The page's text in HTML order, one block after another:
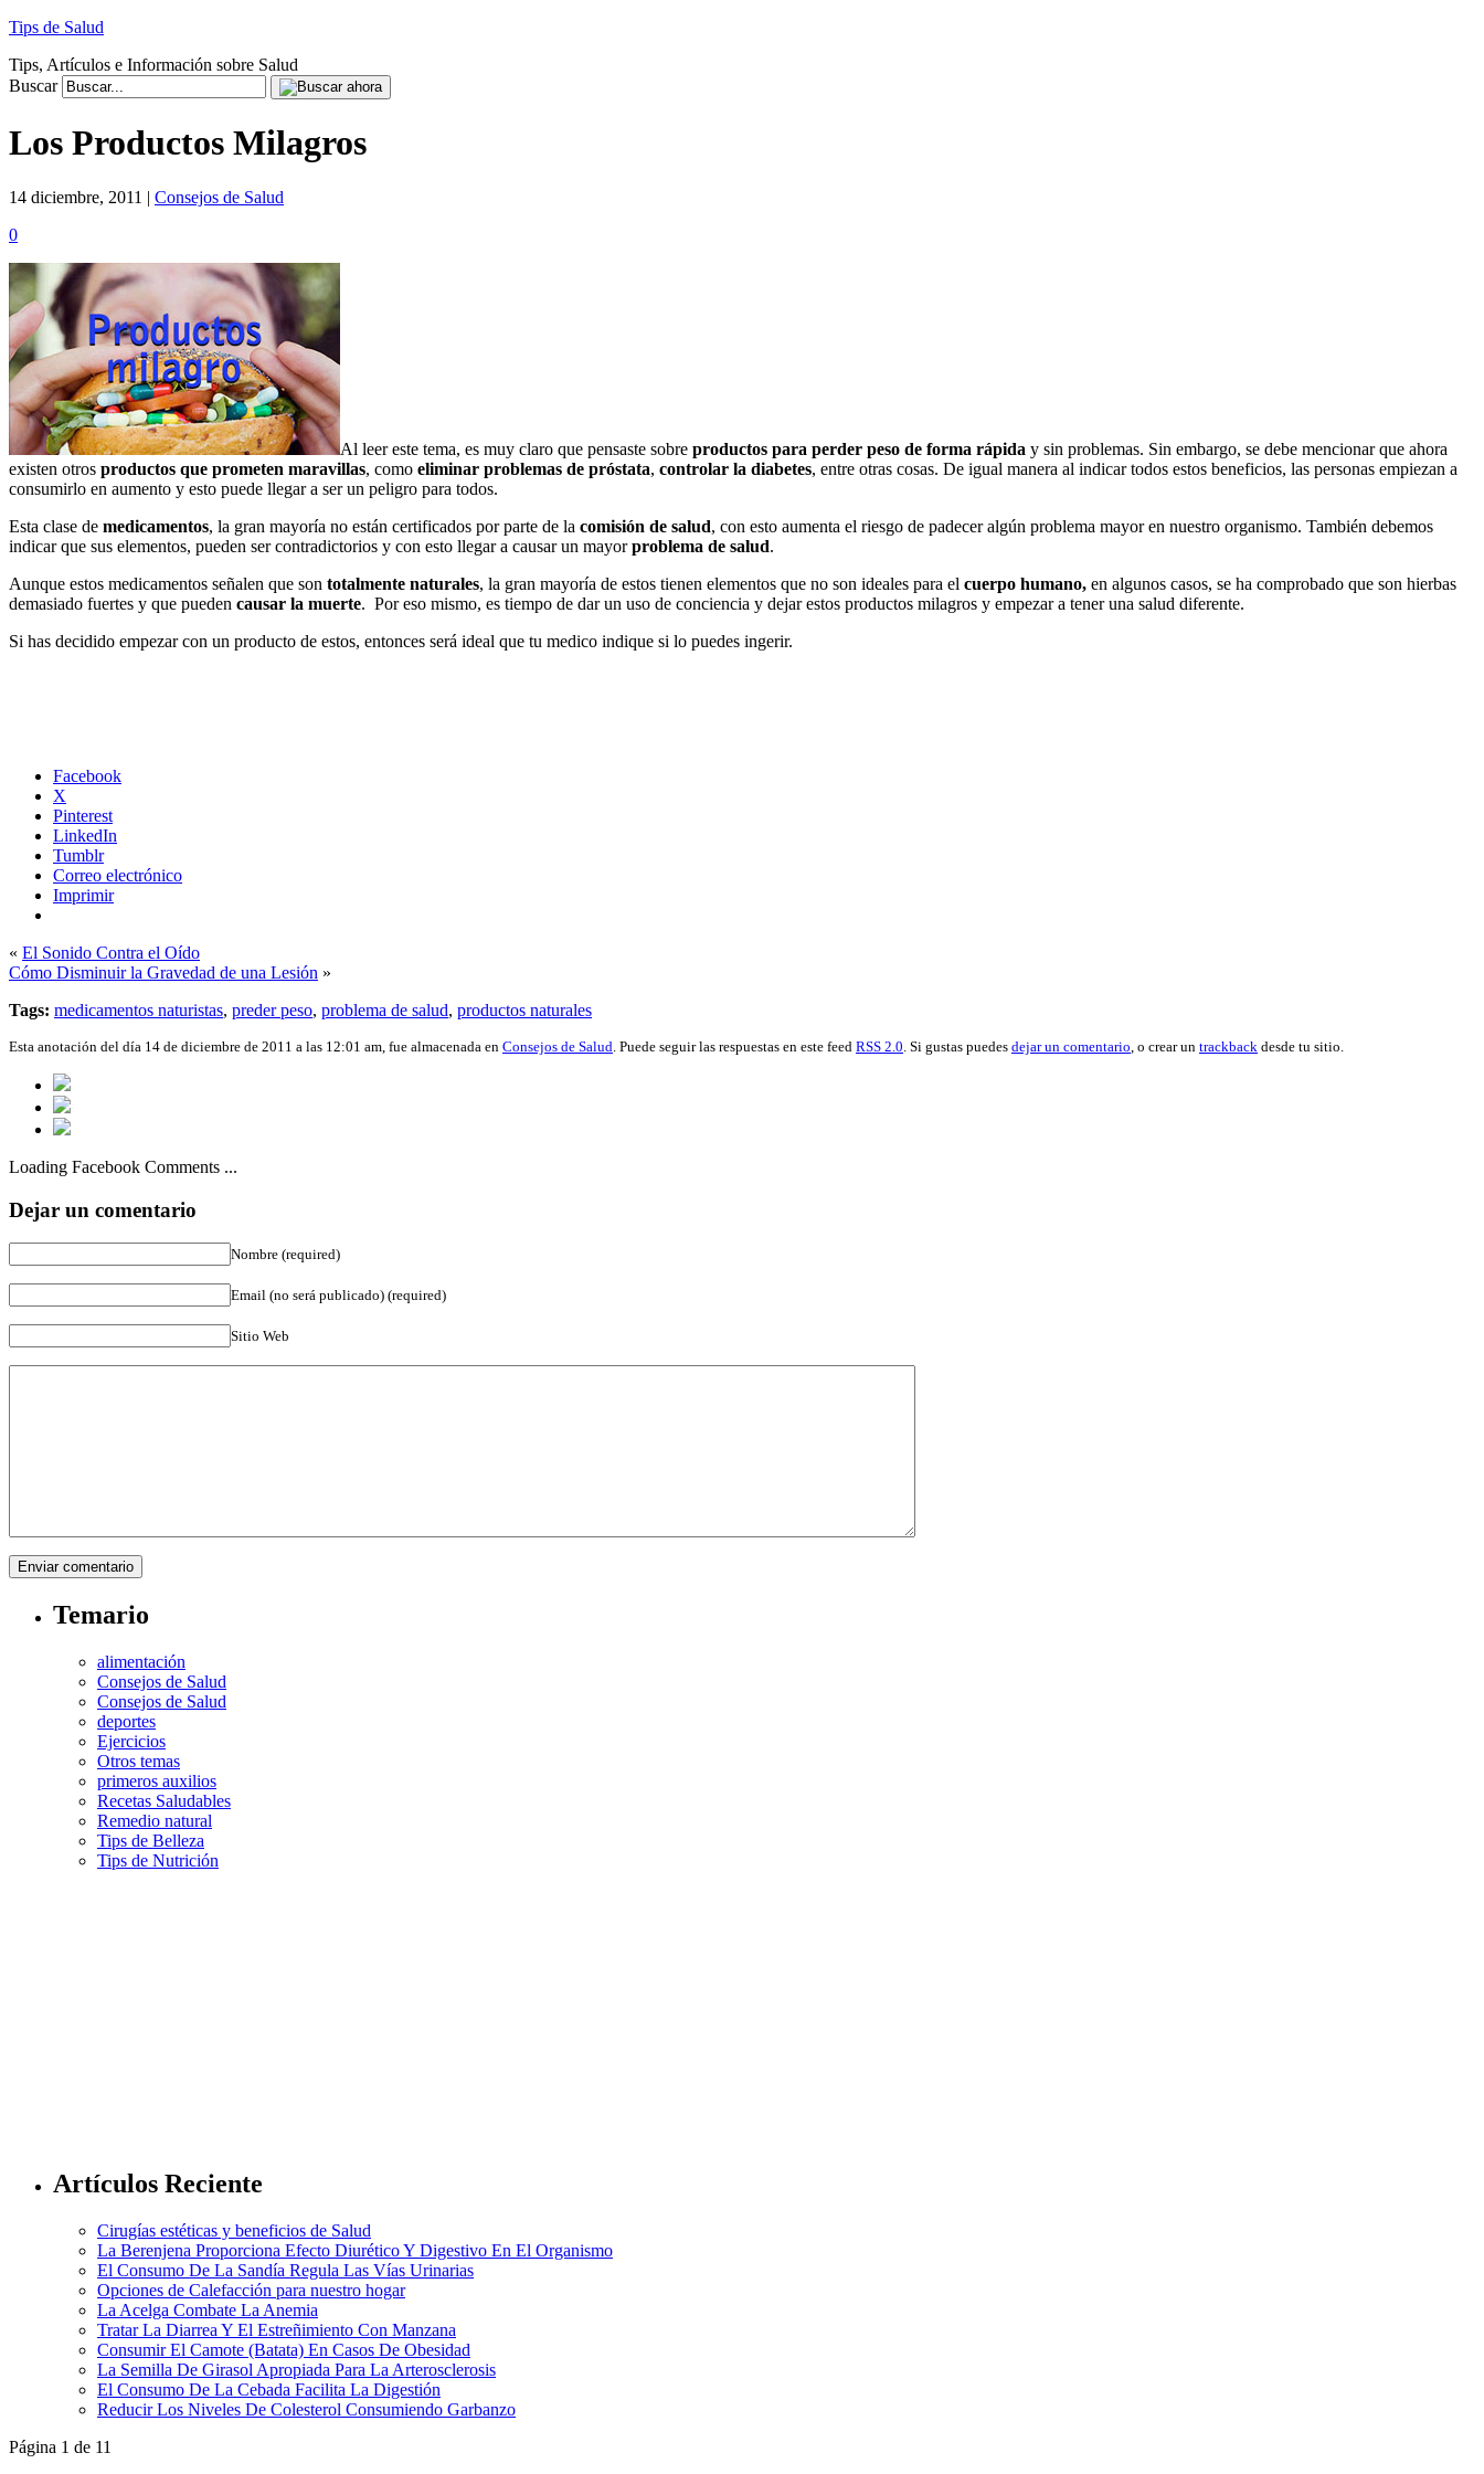
Tips de Salud
Tips, Artículos e Información sobre Salud
Buscar
Los Productos Milagros
14 diciembre, 2011 | Consejos de Salud
0
Al leer este tema, es muy claro que pensaste sobre productos para perder peso de forma rápida y sin problemas. Sin embargo, se debe mencionar que ahora
existen otros productos que prometen maravillas, como eliminar problemas de próstata, controlar la diabetes, entre otras cosas. De igual manera al indicar todos estos beneficios, las personas empiezan a
consumirlo en aumento y esto puede llegar a ser un peligro para todos.
Esta clase de medicamentos, la gran mayoría no están certificados por parte de la comisión de salud, con esto aumenta el riesgo de padecer algún problema mayor en nuestro organismo. También debemos
indicar que sus elementos, pueden ser contradictorios y con esto llegar a causar un mayorproblema de salud.
Aunque estos medicamentos señalen que son totalmente naturales, la gran mayoría de estos tienen elementos que no son ideales para el cuerpo humano, en algunos casos, se ha comprobado que son hierbas
demasiado fuertes y que pueden causar la muerte. Por eso mismo, es tiempo de dar un uso de conciencia y dejar estos productos milagros y empezar a tener una salud diferente.
Si has decidido empezar con un producto de estos, entonces será ideal que tu medico indique si lo puedes ingerir.
Facebook
X
Pinterest
LinkedIn
Tumblr
Correo electrónico
Imprimir
« El Sonido Contra el Oído
Cómo Disminuir la Gravedad de una Lesión »
Tags: medicamentos naturistas, preder peso, problema de salud, productos naturales
Esta anotación del día 14 de diciembre de 2011 a las 12:01 am, fue almacenada en Consejos de Salud . Puede seguir las respuestas en este feed RSS 2.0 . Si gustas puedes dejar un comentario , o crear un trackback desde tu sitio.
Loading Facebook Comments ...
Dejar un comentario
Nombre (required)
Email (no será publicado) (required)
Sitio Web
Temario
alimentación
Consejos de Salud
Consejos de Salud
deportes
Ejercicios
Otros temas
primeros auxilios
Recetas Saludables
Remedio natural
Tips de Belleza
Tips de Nutrición
Artículos Reciente
Cirugías estéticas y beneficios de Salud
La Berenjena Proporciona Efecto Diurético Y Digestivo En El Organismo
El Consumo De La Sandía Regula Las Vías Urinarias
Opciones de Calefacción para nuestro hogar
La Acelga Combate La Anemia
Tratar La Diarrea Y El Estreñimiento Con Manzana
Consumir El Camote (Batata) En Casos De Obesidad
La Semilla De Girasol Apropiada Para La Arterosclerosis
El Consumo De La Cebada Facilita La Digestión
Reducir Los Niveles De Colesterol Consumiendo Garbanzo
Página 1 de 11